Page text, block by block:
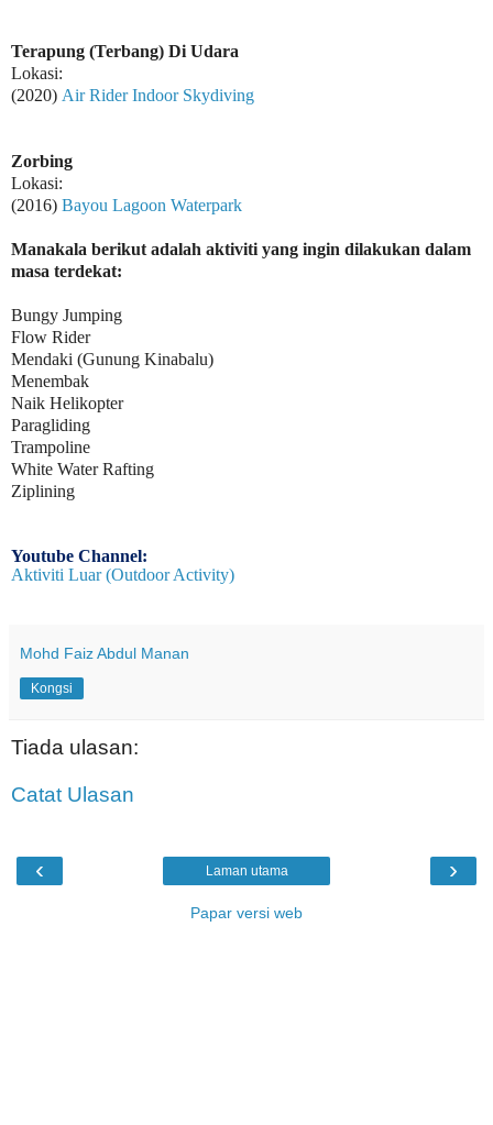
Terapung (Terbang) Di Udara
Lokasi:
(2020) Air Rider Indoor Skydiving
Zorbing
Lokasi:
(2016) Bayou Lagoon Waterpark
Manakala berikut adalah aktiviti yang ingin dilakukan dalam
masa terdekat:
Bungy Jumping
Flow Rider
Mendaki (Gunung Kinabalu)
Menembak
Naik Helikopter
Paragliding
Trampoline
White Water Rafting
Ziplining
Youtube Channel:
Aktiviti Luar (Outdoor Activity)
Mohd Faiz Abdul Manan
Kongsi
Tiada ulasan:
Catat Ulasan
‹ ›
Laman utama
Papar versi web